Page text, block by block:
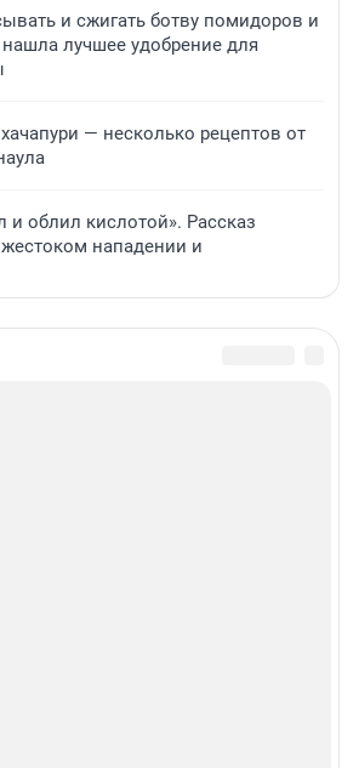
и сжигать ботву помидоров и
лучшее удобрение для
— несколько рецептов от
и облил кислотой». Рассказ
нападении и